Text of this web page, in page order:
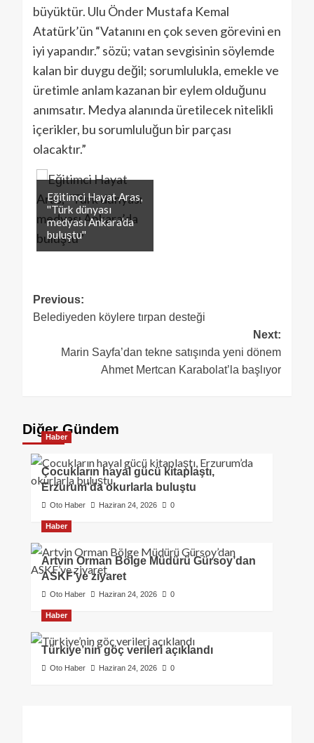
büyüktür. Ulu Önder Mustafa Kemal
Atatürk’ün “Vatanını en çok seven görevini en
iyi yapandır.” sözü; vatan sevgisinin söylemde
kalan bir duygu değil; sorumlulukla, emekle ve
üretimle anlam kazanan bir eylem olduğunu
anımsatır. Medya alanında üretilecek nitelikli
içerikler, bu sorumluluğun bir parçası
olacaktır.”
Eğitimci Hayat Aras,
''Türk dünyası
medyası Ankara’da
buluştu''
Previous:
Belediyeden köylere tırpan desteği
Next:
Marin Sayfa’dan tekne satışında yeni dönem
Ahmet Mertcan Karabolat’la başlıyor
Diğer Gündem
Haber
Çocukların hayal gücü kitaplaştı,
Erzurum’da okurlarla buluştu
Oto Haber Haziran 24, 2026 0
Haber
Artvin Orman Bölge Müdürü Gürsoy’dan
ASKF’ye ziyaret
Oto Haber Haziran 24, 2026 0
Haber
Türkiye’nin göç verileri açıklandı
Oto Haber Haziran 24, 2026 0